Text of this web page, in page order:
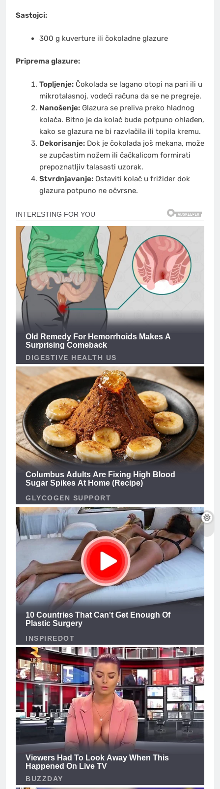
Sastojci:
300 g kuverture ili čokoladne glazure
Priprema glazure:
Topljenje:Čokolada se lagano otopi na pari ili u
mikrotalasnoj, vodeći računa da se ne pregreje.
Nanošenje:Glazura se preliva preko hladnog
kolača. Bitno je da kolač bude potpuno ohlađen,
kako se glazura ne bi razvlačila ili topila kremu.
Dekorisanje:Dok je čokolada još mekana, može
se zupčastim nožem ili čačkalicom formirati
prepoznatljiv talasasti uzorak.
Stvrdnjavanje:Ostaviti kolač u frižider dok
glazura potpuno ne očvrsne.